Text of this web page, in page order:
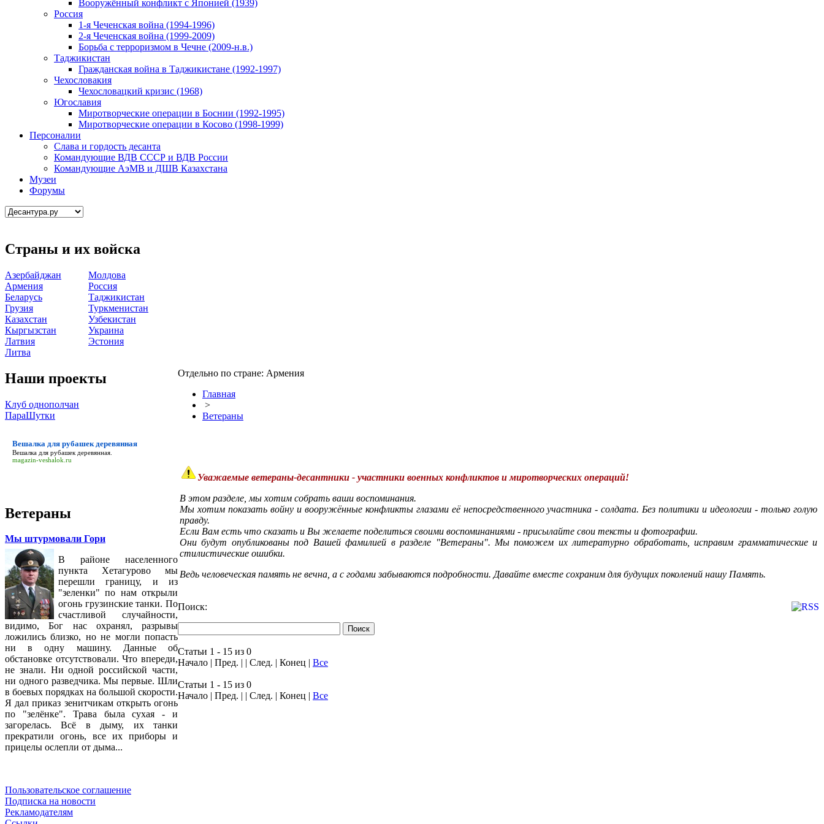
Вооружённый конфликт с Японией (1939)
Россия
1-я Чеченская война (1994-1996)
2-я Чеченская война (1999-2009)
Борьба с терроризмом в Чечне (2009-н.в.)
Таджикистан
Гражданская война в Таджикистане (1992-1997)
Чехословакия
Чехословацкий кризис (1968)
Югославия
Миротворческие операции в Боснии (1992-1995)
Миротворческие операции в Косово (1998-1999)
Персоналии
Слава и гордость десанта
Командующие ВДВ СССР и ВДВ России
Командующие АэМВ и ДШВ Казахстана
Музеи
Форумы
Страны и их войска
Азербайджан
Армения
Беларусь
Грузия
Казахстан
Кыргызстан
Латвия
Литва
Молдова
Россия
Таджикистан
Туркменистан
Узбекистан
Украина
Эстония
Наши проекты
Клуб однополчан
ПараШутки
Вешалка для рубашек деревянная
Вешалка для рубашек деревянная.
magazin-veshalok.ru
Ветераны
Мы штурмовали Гори
В районе населенного
пункта Хетагурово мы
перешли границу, и из
"зеленки" по нам открыли
огонь грузинские танки. По
счастливой случайности,
видимо, Бог нас охранял, разрывы
ложились близко, но не могли попасть
ни в одну машину. Данные об
обстановке отсутствовали. Что впереди,
не знали. Ни одной российской части,
ни одного разведчика. Мы первые. Шли
в боевых порядках на большой скорости.
Я дал приказ зенитчикам открыть огонь
по "зелёнке". Трава была сухая - и
загорелась. Всё в дыму, их танки
прекратили огонь, все их приборы и
прицелы ослепли от дыма...
Пользовательское соглашение
Подписка на новости
Рекламодателям
Отдельно по стране: Армения
Главная
>
Ветераны
Уважаемые ветераны-десантники - участники военных конфликтов и миротворческих операций!
В этом разделе, мы хотим собрать ваши воспоминания.
Мы хотим показать войну и вооружённые конфликты глазами её непосредственного участника - солдата. Без политики и идеологии - только голую
правду.
Если Вам есть что сказать и Вы желаете поделиться своими воспоминаниями - присылайте свои тексты и фотографии.
Они будут опубликованы под Вашей фамилией в разделе "Ветераны". Мы поможем их литературно обработать, исправим грамматические и
стилистические ошибки.
Ведь человеческая память не вечна, а с годами забываются подробности. Давайте вместе сохраним для будущих поколений нашу Память.
Поиск:
Статьи 1 - 15 из 0
Начало | Пред. | | След. | Конец | Все
Статьи 1 - 15 из 0
Начало | Пред. | | След. | Конец | Все